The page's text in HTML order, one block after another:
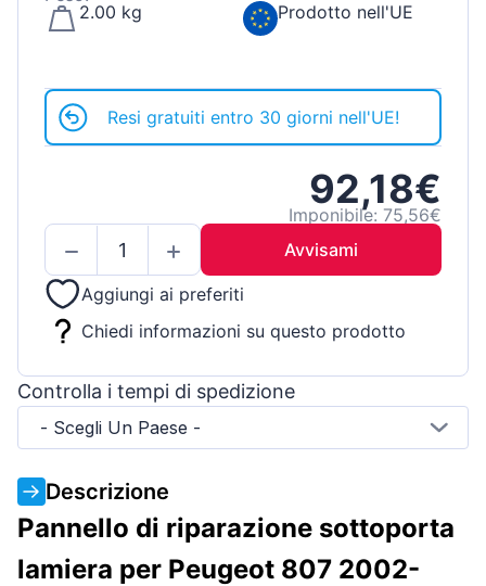
2.00 kg
Prodotto nell'UE
Resi gratuiti entro 30 giorni nell'UE!
92,18€
Imponibile: 75,56€
Avvisami
Aggiungi ai preferiti
Chiedi informazioni su questo prodotto
Controlla i tempi di spedizione
- Scegli Un Paese -
Descrizione
Pannello di riparazione sottoporta
lamiera per Peugeot 807 2002-